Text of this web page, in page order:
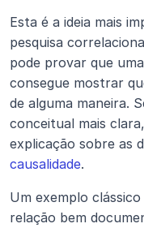
Esta é a ideia mais
pesquisa
pode provar que
consegue mostrar
de alguma maneira.
conceitual mais
explicação sobre as
causalidade.
Um exemplo
relação bem